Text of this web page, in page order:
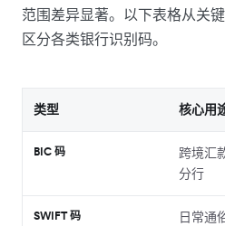
范围差异显著。以下表格从关
区分各类银行识别码。
类型 核心用
BIC 码
跨境汇
分行
SWIFT 码
日常通